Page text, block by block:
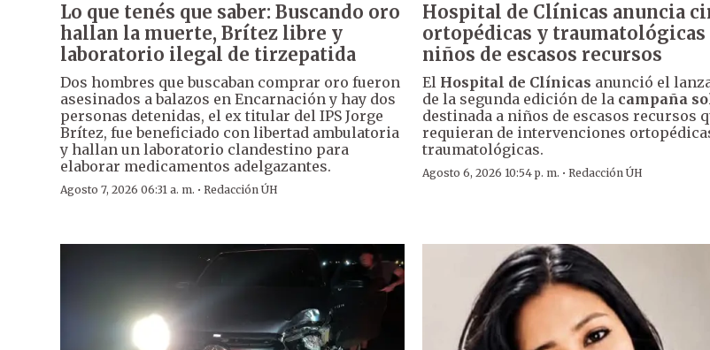
Lo que tenés que saber: Buscando oro
hallan la muerte, Brítez libre y
laboratorio ilegal de tirzepatida
Dos hombres que buscaban comprar oro fueron
asesinados a balazos en Encarnación y hay dos
personas detenidas, el ex titular del IPS Jorge
Brítez, fue beneficiado con libertad ambulatoria
y hallan un laboratorio clandestino para
elaborar medicamentos adelgazantes.
Agosto 7, 2026 06:31 a. m. · Redacción ÚH
Hospital de Clínicas anuncia
ortopédicas y traumatológicas
niños de escasos recursos
El Hospital de Clínicas anunció el
de la segunda edición de la campaña
destinada a niños de escasos recursos
requieran de intervenciones
traumatológicas.
Agosto 6, 2026 10:54 p. m. ·Redacción ÚH